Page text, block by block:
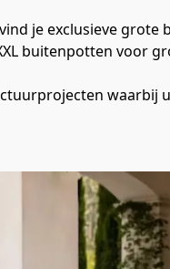
je exclusieve
buitenpotten voor